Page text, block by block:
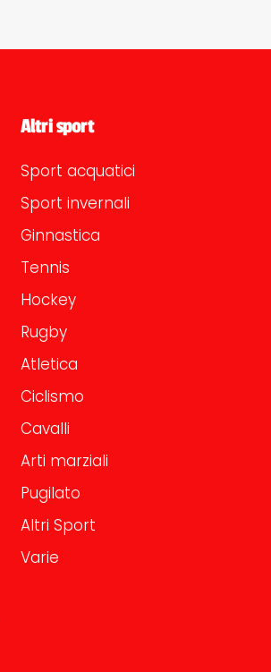
Altri sport
Sport acquatici
Sport invernali
Ginnastica
Tennis
Hockey
Rugby
Atletica
Ciclismo
Cavalli
Arti marziali
Pugilato
Altri Sport
Varie